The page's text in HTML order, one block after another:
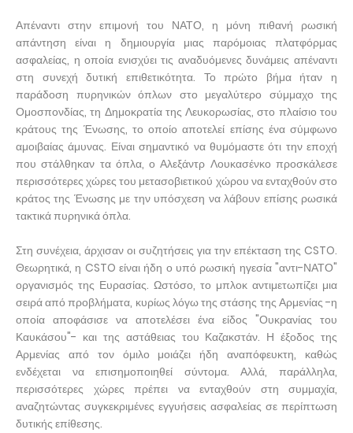
Απέναντι στην επιμονή του ΝΑΤΟ, η μόνη πιθανή ρωσική
απάντηση είναι η δημιουργία μιας παρόμοιας πλατφόρμας
ασφαλείας, η οποία ενισχύει τις αναδυόμενες δυνάμεις απέναντι
στη συνεχή δυτική επιθετικότητα. Το πρώτο βήμα ήταν η
παράδοση πυρηνικών όπλων στο μεγαλύτερο σύμμαχο της
Ομοσπονδίας, τη Δημοκρατία της Λευκορωσίας, στο πλαίσιο του
κράτους της Ένωσης, το οποίο αποτελεί επίσης ένα σύμφωνο
αμοιβαίας άμυνας. Είναι σημαντικό να θυμόμαστε ότι την εποχή
που στάλθηκαν τα όπλα, ο Αλεξάντρ Λουκασένκο προσκάλεσε
περισσότερες χώρες του μετασοβιετικού χώρου να ενταχθούν στο
κράτος της Ένωσης με την υπόσχεση να λάβουν επίσης ρωσικά
τακτικά πυρηνικά όπλα.
Στη συνέχεια, άρχισαν οι συζητήσεις για την επέκταση της CSTO.
Θεωρητικά, η CSTO είναι ήδη ο υπό ρωσική ηγεσία "αντι-ΝΑΤΟ"
οργανισμός της Ευρασίας. Ωστόσο, το μπλοκ αντιμετωπίζει μια
σειρά από προβλήματα, κυρίως λόγω της στάσης της Αρμενίας -η
οποία αποφάσισε να αποτελέσει ένα είδος "Ουκρανίας του
Καυκάσου"- και της αστάθειας του Καζακστάν. Η έξοδος της
Αρμενίας από τον όμιλο μοιάζει ήδη αναπόφευκτη, καθώς
ενδέχεται να επισημοποιηθεί σύντομα. Αλλά, παράλληλα,
περισσότερες χώρες πρέπει να ενταχθούν στη συμμαχία,
αναζητώντας συγκεκριμένες εγγυήσεις ασφαλείας σε περίπτωση
δυτικής επίθεσης.